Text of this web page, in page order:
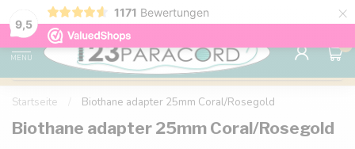
9,5
1171 Bewertungen ×
Kostenlose Lieferung nach Hause ab 150 €
MENU
0
Startseite Biothane adapter 25mm Coral/Rosegold
Biothane adapter 25mm Coral/Rosegold